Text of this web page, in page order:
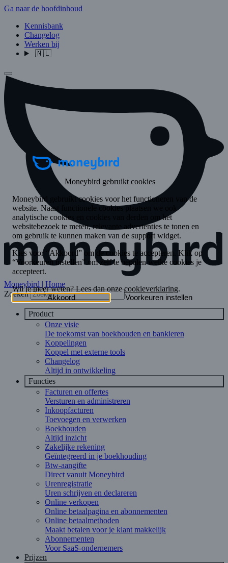
Ga naar de hoofdinhoud
Kennisbank
Changelog
Werken bij
🇳🇱
Moneybird | Home
Zoeken
Product
Onze visie
De toekomst van boekhouden en bankieren
Koppelingen
Koppel met externe tools
Changelog
Altijd in ontwikkeling
Functies
Facturen en offertes
Versturen en administreren
Inkoopfacturen
Toevoegen en verwerken
Boekhouden
Altijd inzicht
Zakelijke rekening
Geïntegreerd in je boekhouding
Btw-aangifte
Direct vanuit Moneybird
Urenregistratie
Uren schrijven en declareren
Online verkopen
Online betaalpagina en abonnementen
Online betaalmethoden
Maakt betalen voor je klant makkelijk
Abonnementen
Voor SaaS-ondernemers
Prijzen